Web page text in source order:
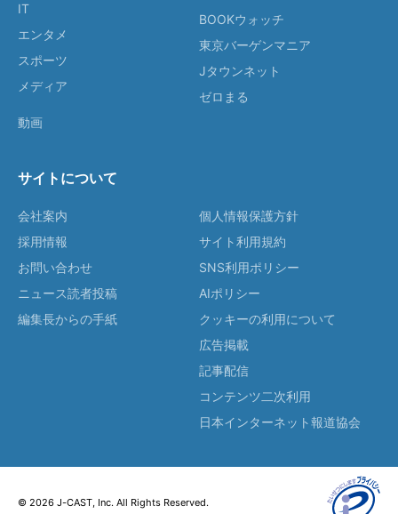
IT
エンタメ
スポーツ
メディア
動画
BOOKウォッチ
東京バーゲンマニア
Jタウンネット
ゼロまる
サイトについて
会社案内
採用情報
お問い合わせ
ニュース読者投稿
編集長からの手紙
個人情報保護方針
サイト利用規約
SNS利用ポリシー
AIポリシー
クッキーの利用について
広告掲載
記事配信
コンテンツ二次利用
日本インターネット報道協会
© 2026 J-CAST, Inc. All Rights Reserved.